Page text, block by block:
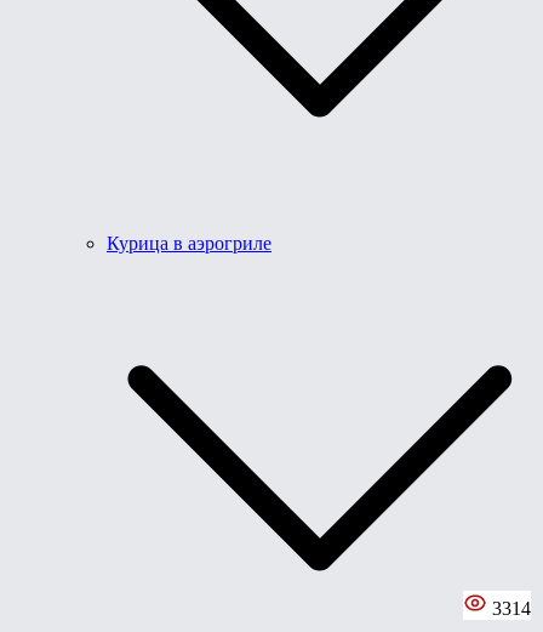
Курица в аэрогриле
3314